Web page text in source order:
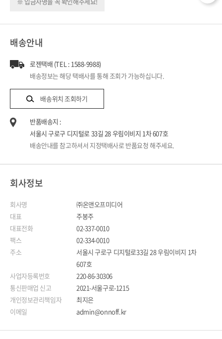
배송안내
로젠택배 (TEL : 1588-9988)
배송정보는 해당 택배사를 통해 조회가 가능하십니다.
배송위치 조회하기
반품배송지 :
서울시 구로구 디지털로 33길 28 우림이비지 1차 607호
배송안내를 참고하셔서 지정택배사로 반품요청 해주세요.
회사정보
회사명
㈜온앤오프미디어
대표
주봉주
대표전화
02-337-0010
팩스
02-334-0010
주소
서울시 구로구 디지털로33길 28 우림이비지 1차
607호
사업자등록번호
220-86-30306
통신판매업 신고
2021-서울구로-1215
개인정보관리책임자
최지은
이메일
admin@onnoff.kr